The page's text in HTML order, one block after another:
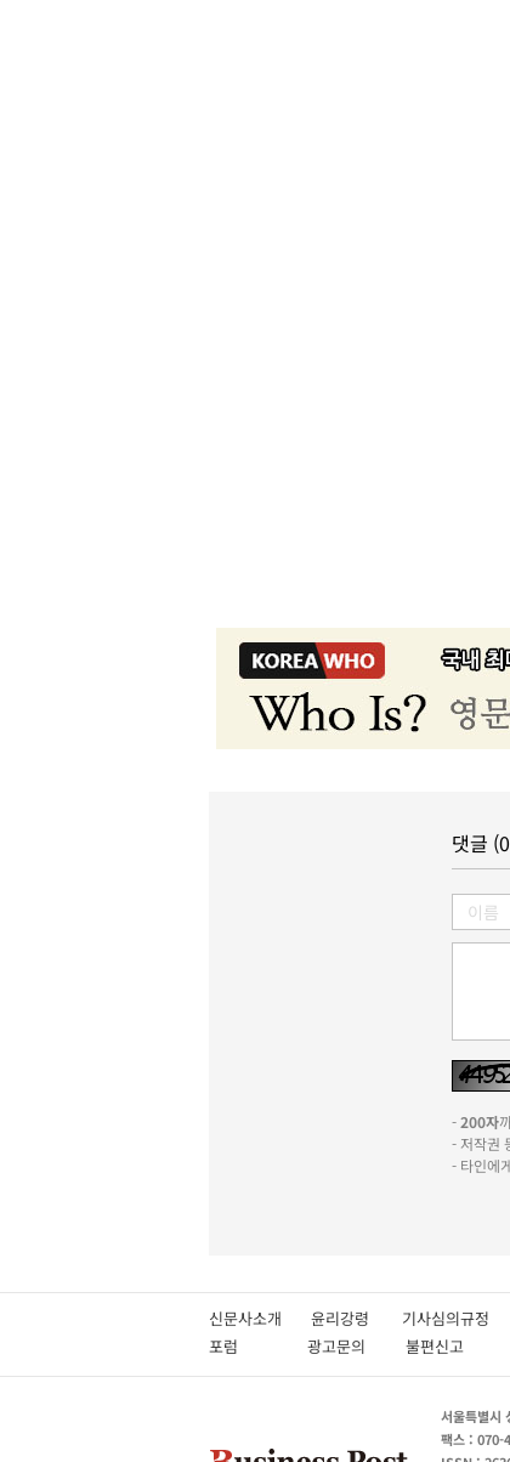
댓글
-200자
- 저작권
- 타인에
신문사소개 윤리강령 기사심의규정
포럼
광고문의 불편신고
서울특별시
팩스 : 070-